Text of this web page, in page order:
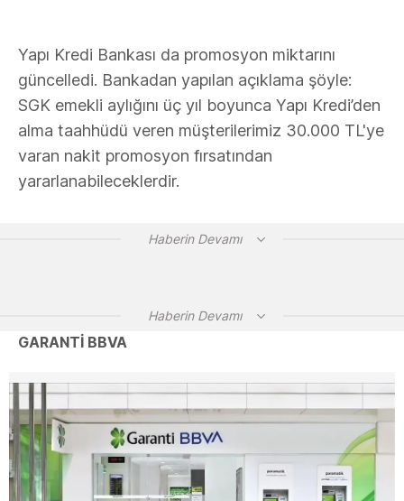
Yapı Kredi Bankası da promosyon miktarını
güncelledi. Bankadan yapılan açıklama şöyle:
SGK emekli aylığını üç yıl boyunca Yapı Kredi’den
alma taahhüdü veren müşterilerimiz 30.000 TL'ye
varan nakit promosyon fırsatından
yararlanabileceklerdir.
Haberin Devamı
Haberin Devamı
GARANTİ BBVA